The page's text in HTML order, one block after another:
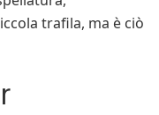
trafila, ma è ciò